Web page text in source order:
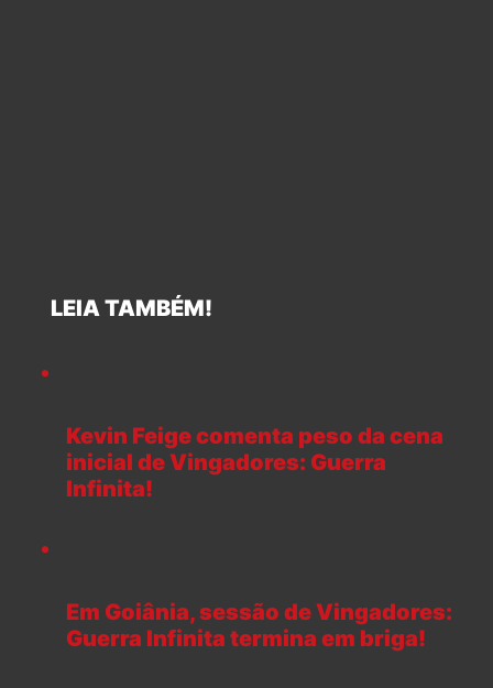
LEIA TAMBÉM!
Kevin Feige comenta peso da cena
inicial de Vingadores: Guerra
Infinita!
Em Goiânia, sessão de Vingadores:
Guerra Infinita termina em briga!